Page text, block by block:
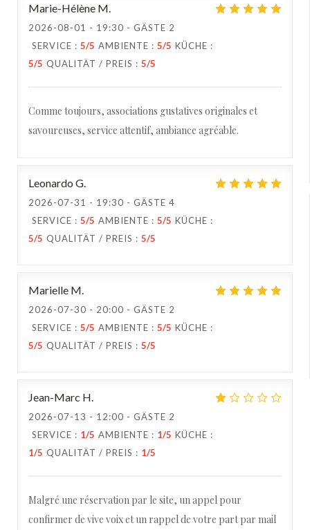
Marie-Hélène M
2026-08-01 - 19:30 - GÄSTE 2
SERVICE : 5/5 AMBIENTE : 5/5 KÜCHE :
5/5 QUALITÄT / PREIS : 5/5
Comme toujours, associations gustatives originales et
savoureuses, service attentif, ambiance agréable.
Leonardo G
2026-07-31 - 19:30 - GÄSTE 4
SERVICE : 5/5 AMBIENTE : 5/5 KÜCHE :
5/5 QUALITÄT / PREIS : 5/5
Marielle M
2026-07-30 - 20:00 - GÄSTE 2
SERVICE : 5/5 AMBIENTE : 5/5 KÜCHE :
5/5 QUALITÄT / PREIS : 5/5
Jean-Marc H
2026-07-13 - 12:00 - GÄSTE 2
SERVICE : 1/5 AMBIENTE : 1/5 KÜCHE :
1/5 QUALITÄT / PREIS : 1/5
Malgré une réservation par le site, un appel pour
confirmer de vive voix et un rappel de votre part par mail